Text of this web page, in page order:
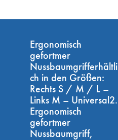
Ergonomisch
gefortmer
Nussbaumgrifferhältli
ch in den Größen:
Rechts S / M / L –
Links M – Universal2.
Ergonomisch
gefortmer
Nussbaumgriff,